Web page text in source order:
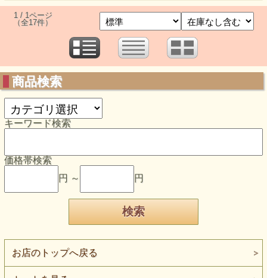
1 / 1ページ
（全17件）
商品検索
キーワード検索
価格帯検索
円 ～
円
お店のトップへ戻る